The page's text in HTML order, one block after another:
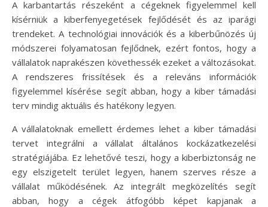
A karbantartás részeként a cégeknek figyelemmel kell
kísérniük a kiberfenyegetések fejlődését és az iparági
trendeket. A technológiai innovációk és a kiberbűnözés új
módszerei folyamatosan fejlődnek, ezért fontos, hogy a
vállalatok naprakészen követhessék ezeket a változásokat.
A rendszeres frissítések és a releváns információk
figyelemmel kísérése segít abban, hogy a kiber támadási
terv mindig aktuális és hatékony legyen.
A vállalatoknak emellett érdemes lehet a kiber támadási
tervet integrálni a vállalat általános kockázatkezelési
stratégiájába. Ez lehetővé teszi, hogy a kiberbiztonság ne
egy elszigetelt terület legyen, hanem szerves része a
vállalat működésének. Az integrált megközelítés segít
abban, hogy a cégek átfogóbb képet kapjanak a